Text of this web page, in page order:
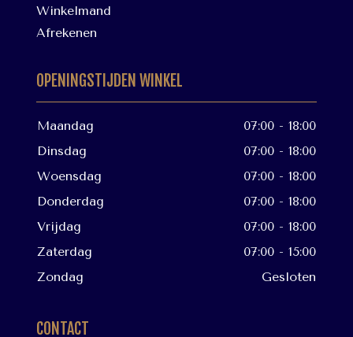
Winkelmand
Afrekenen
OPENINGSTIJDEN WINKEL
Maandag
07:00 - 18:00
Dinsdag
07:00 - 18:00
Woensdag
07:00 - 18:00
Donderdag
07:00 - 18:00
Vrijdag
07:00 - 18:00
Zaterdag
07:00 - 15:00
Zondag
Gesloten
CONTACT